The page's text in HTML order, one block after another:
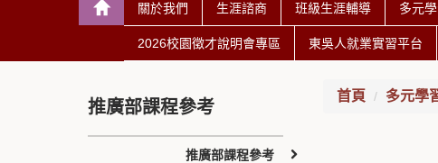
關於我們 生涯諮商 班級生涯輔導 多元
2026校園徵才說明會專區 東吳人就業實習平台
首頁 多元學
推廣部課程參考
推廣部課程參考